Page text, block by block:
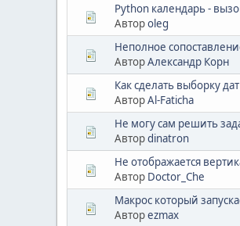
Python календарь -
Авторoleg
Неполное
АвторАлександр Корн
Как сделать выборку
АвторAl-Faticha
Не могу сам решить
Авторdinatron
Не отображается
Автор Doctor_Che
Макрос который
Авторezmax